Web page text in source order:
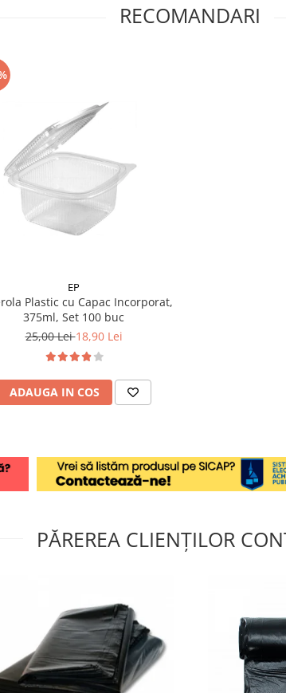
RECOMANDARI
EP
Plastic cu Capac Incorporat,
375ml, Set 100 buc
25,00 Lei18,90 Lei
ADAUGA IN COS
PĂREREA CLIENȚILOR